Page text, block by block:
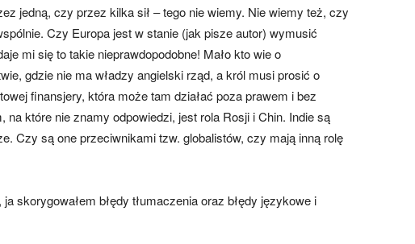
jedną, czy przez kilka sił – tego nie wiemy. Nie wiemy też, czy
Czy Europa jest w stanie (jak pisze autor) wymusić
mi się to takie nieprawdopodobne! Mało kto wie o
gdzie nie ma władzy angielski rząd, a król musi prosić o
finansjery, która może tam działać poza prawem i bez
które nie znamy odpowiedzi, jest rola Rosji i Chin. Indie są
Czy są one przeciwnikami tzw. globalistów, czy mają inną rolę
skorygowałem błędy tłumaczenia oraz błędy językowe i